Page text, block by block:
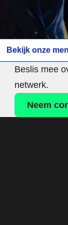
Bekijk onze
Beslis mee
netwerk.
Neem